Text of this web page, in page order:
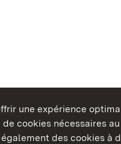
une expérience
cookies nécessaires au
des cookies à